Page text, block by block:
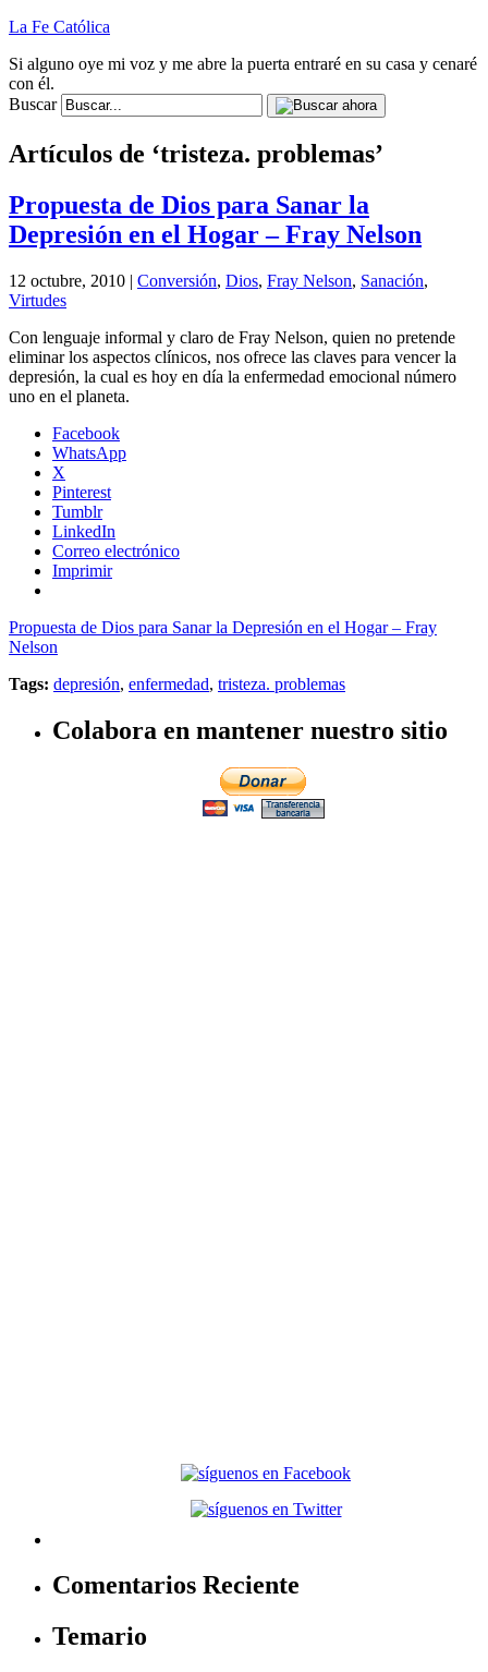
La Fe Católica
Si alguno oye mi voz y me abre la puerta entraré en su casa y cenaré
con él.
Buscar
Artículos de ‘tristeza. problemas’
Propuesta de Dios para Sanar la
Depresión en el Hogar – Fray Nelson
12 octubre, 2010 | Conversión, Dios, Fray Nelson, Sanación,
Virtudes
Con lenguaje informal y claro de Fray Nelson, quien no pretende
eliminar los aspectos clínicos, nos ofrece las claves para vencer la
depresión, la cual es hoy en día la enfermedad emocional número
uno en el planeta.
Facebook
WhatsApp
X
Pinterest
Tumblr
LinkedIn
Correo electrónico
Imprimir
Propuesta de Dios para Sanar la Depresión en el Hogar – Fray
Nelson
Tags: depresión, enfermedad, tristeza. problemas
Colabora en mantener nuestro sitio
Comentarios Reciente
Temario